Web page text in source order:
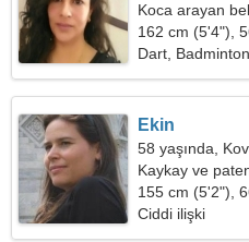
Koca arayan
162 cm (5'4"),
Dart, Badminton
Ekin
58 yaşında,
Kaykay ve
155 cm (5'2"),
Ciddi ilişki